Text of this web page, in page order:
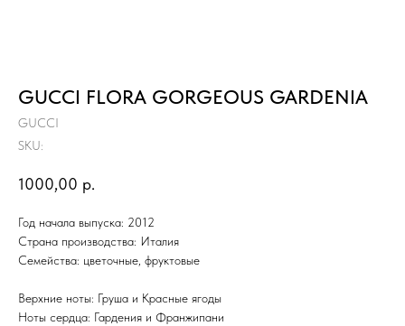
GUCCI FLORA GORGEOUS GARDENIA
GUCCI
SKU:
1000,00 р.
Год начала выпуска: 2012
Страна производства: Италия
Семейства: цветочные, фруктовые
Верхние ноты: Груша и Красные ягоды
Ноты сердца: Гардения и Франжипани